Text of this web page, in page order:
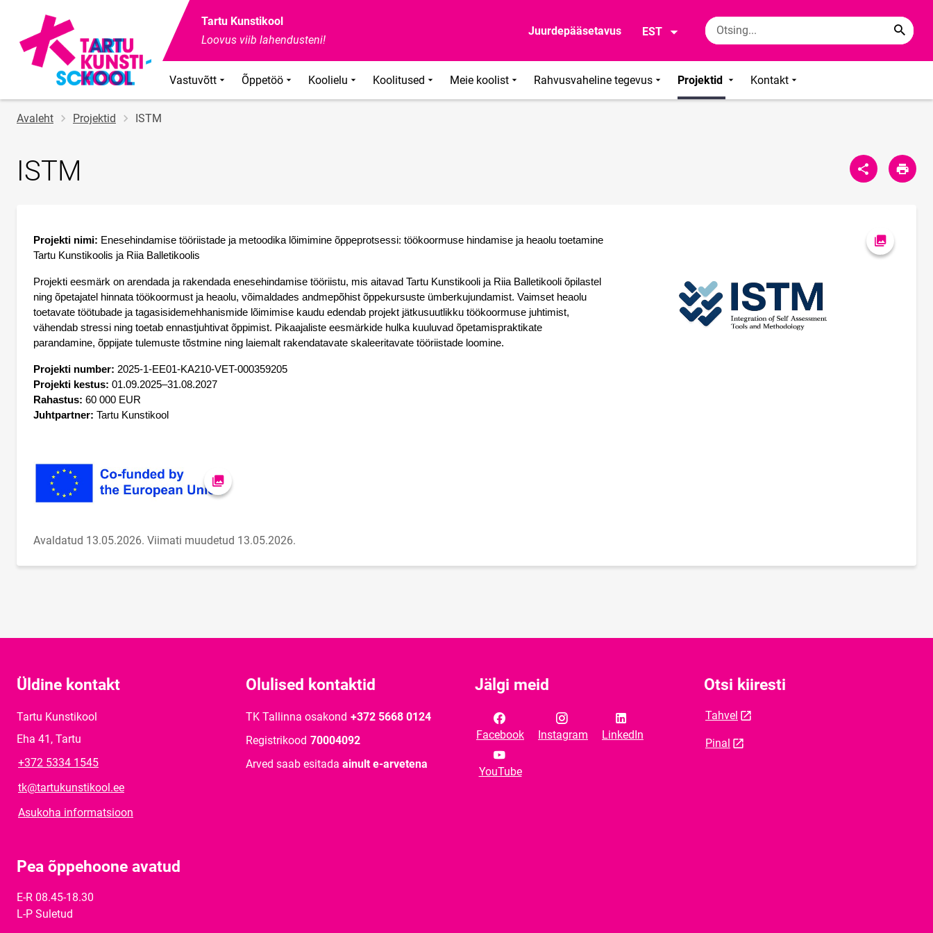
Tartu Kunstikool
Loovus viib lahendusteni!
Juurdepääsetavus EST
Vastuvõtt Õppetöö Koolielu Koolitused Meie koolist Rahvusvaheline tegevus Projektid Kontakt
Jälglink
Avaleht Projektid ISTM
ISTM
Projekti nimi: Enesehindamise tööriistade ja metoodika lõimimine õppeprotsessi: töökoormuse hindamise ja heaolu toetamine
Tartu Kunstikoolis ja Riia Balletikoolis
Projekti eesmärk on arendada ja rakendada enesehindamise tööriistu, mis aitavad Tartu Kunstikooli ja Riia Balletikooli õpilastel
ning õpetajatel hinnata töökoormust ja heaolu, võimaldades andmepõhist õppekursuste ümberkujundamist. Vaimset heaolu
toetavate töötubade ja tagasisidemehhanismide lõimimise kaudu edendab projekt jätkusuutlikku töökoormuse juhtimist,
vähendab stressi ning toetab ennastjuhtivat õppimist. Pikaajaliste eesmärkide hulka kuuluvad õpetamispraktikate
parandamine, õppijate tulemuste tõstmine ning laiemalt rakendatavate skaleeritavate tööriistade loomine.
Projekti number: 2025-1-EE01-KA210-VET-000359205
Projekti kestus: 01.09.2025–31.08.2027
Rahastus: 60 000 EUR
Juhtpartner: Tartu Kunstikool
Ava foto
Ava foto
Avaldatud 13.05.2026. Viimati muudetud 13.05.2026.
Üldine kontakt
Tartu Kunstikool
Eha 41, Tartu
+372 5334 1545
tk@tartukunstikool.ee
Asukoha informatsioon
Olulised kontaktid
TK Tallinna osakond +372 5668 0124
Registrikood 70004092
Arved saab esitada ainult e-arvetena
Jälgi meid
Facebook Instagram LinkedIn
YouTube
Otsi kiiresti
Tahvel
Pinal
Pea õppehoone avatud
E-R 08.45-18.30
L-P Suletud